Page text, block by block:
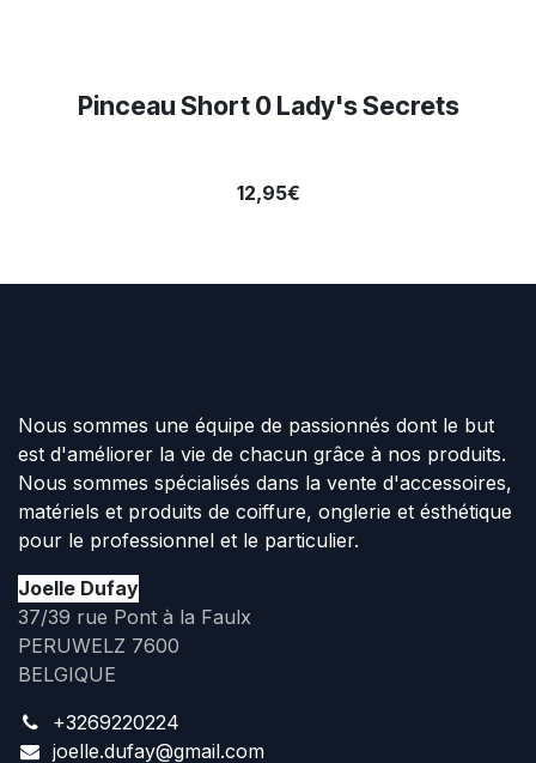
Pinceau Short 0 Lady's Secrets
12,95€
Nous sommes une équipe de passionnés dont le but
est d'améliorer la vie de chacun grâce à nos produits.
Nous sommes spécialisés dans la vente d'accessoires,
matériels et produits de coiffure, onglerie et ésthétique
pour le professionnel et le particulier.
Joelle Dufay
37/39 rue Pont à la Faulx
PERUWELZ 7600
BELGIQUE
+3269220224
joelle.dufay@gmail.com